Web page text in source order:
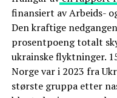
finansiert av Arbeids-
Den kraftige
prosentpoeng totalt
ukrainske flyktninger.
Norge var i 2023 fra
største gruppa etter